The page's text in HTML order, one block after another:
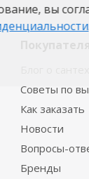
Советы по
Как заказать
Новости
Вопросы-
Бренды
вы